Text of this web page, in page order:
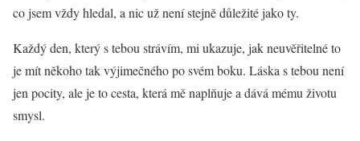
co jsem vždy hledal, a nic už není stejně důležité jako ty.
Každý den, který s tebou strávím, mi ukazuje, jak neuvěřitelné to
je mít někoho tak výjimečného po svém boku. Láska s tebou není
jen pocity, ale je to cesta, která mě naplňuje a dává mému životu
smysl.